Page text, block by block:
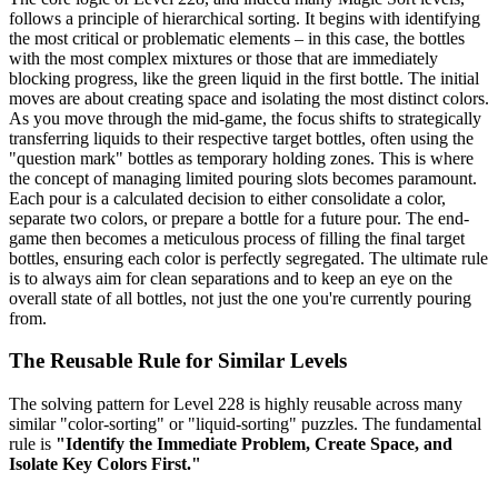
follows a principle of hierarchical sorting. It begins with identifying
the most critical or problematic elements – in this case, the bottles
with the most complex mixtures or those that are immediately
blocking progress, like the green liquid in the first bottle. The initial
moves are about creating space and isolating the most distinct colors.
As you move through the mid-game, the focus shifts to strategically
transferring liquids to their respective target bottles, often using the
"question mark" bottles as temporary holding zones. This is where
the concept of managing limited pouring slots becomes paramount.
Each pour is a calculated decision to either consolidate a color,
separate two colors, or prepare a bottle for a future pour. The end-
game then becomes a meticulous process of filling the final target
bottles, ensuring each color is perfectly segregated. The ultimate rule
is to always aim for clean separations and to keep an eye on the
overall state of all bottles, not just the one you're currently pouring
from.
The Reusable Rule for Similar Levels
The solving pattern for Level 228 is highly reusable across many
similar "color-sorting" or "liquid-sorting" puzzles. The fundamental
rule is "Identify the Immediate Problem, Create Space, and
Isolate Key Colors First."